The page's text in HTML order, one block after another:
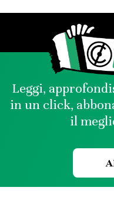
Leggi,
in un click,
il